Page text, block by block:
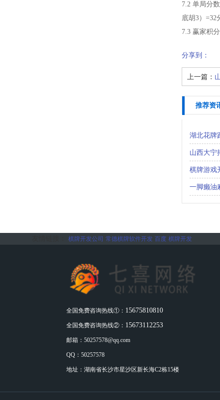
7.2 单局分
底胡3）=32
7.3 赢家积
分享到：
上一篇：
推荐资
湖北花牌
山西大宁
棋牌游戏
一脚癞油
棋牌开发公司 常德棋牌软件开发 百度 棋牌开发
全国免费咨询热线①： 15675810810
全国免费咨询热线②： 15673112253
邮箱： 50257578@qq.com
QQ：50257578
地址：湖南省长沙市星沙区新长海C2栋15楼